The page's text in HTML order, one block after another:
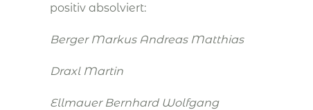
positiv absolviert:
Berger Markus Andreas Matthias
Draxl Martin
Ellmauer Bernhard Wolfgang